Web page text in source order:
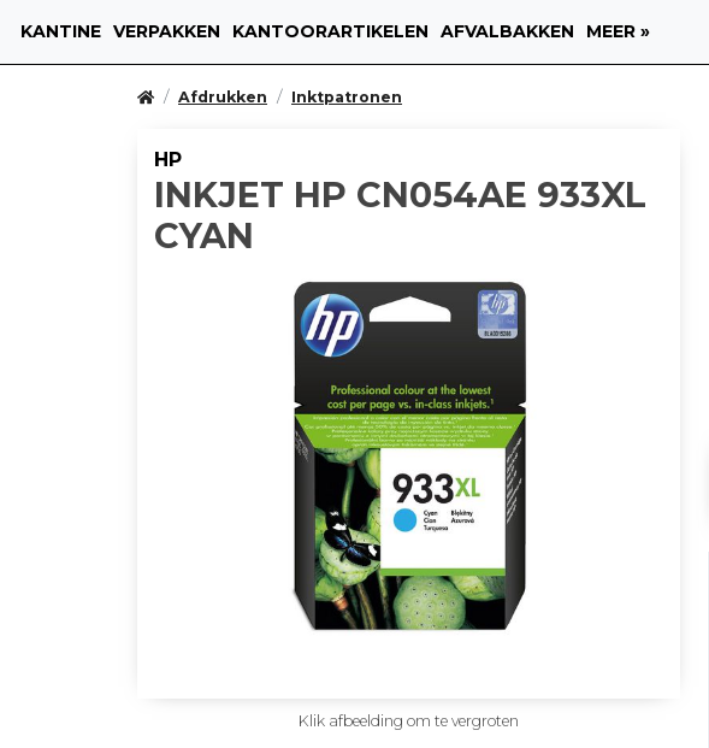
KANTINE VERPAKKEN KANTOORARTIKELEN AFVALBAKKEN MEER »
Afdrukken Inktpatronen
HP
INKJET HP CN054AE 933XL
CYAN
Klik afbeelding om te vergroten